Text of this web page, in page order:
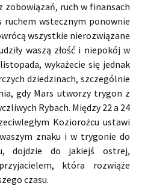
zobowiązań, ruch w finansach
ruchem wstecznym ponownie
wszystkie nierozwiązane
waszą złość i niepokój w
wykażecie się jednak
dziedzinach, szczególnie
gdy Mars utworzy trygon z
Rybach. Między 22 a 24
Koziorożcu ustawi
znaku i w trygonie do
dojdzie do jakiejś ostrej,
która rozwiąże
czasu.